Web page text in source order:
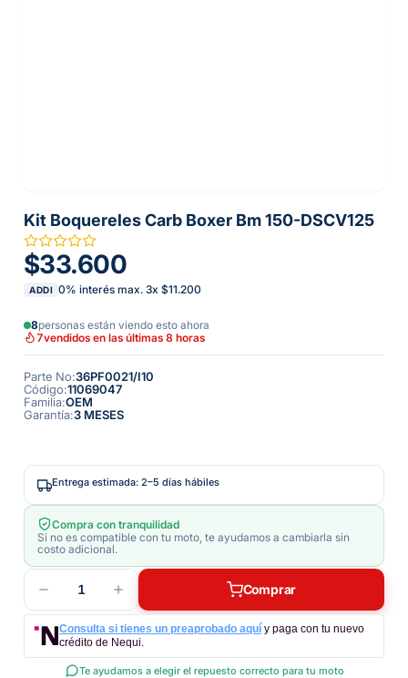
Kit Boquereles Carb Boxer Bm 150-DSCV125
$33.600
ADDI 0% interés max. 3x $11.200
8personas están viendo esto ahora
7vendidos en las últimas 8 horas
Parte No:36PF0021/I10
Código:11069047
Familia:OEM
Garantía:3 MESES
Entrega estimada: 2–5 días hábiles
Compra con tranquilidad
Si no es compatible con tu moto, te ayudamos a cambiarla sin
costo adicional.
1 Comprar
Consulta si tienes un preaprobado aquí y paga con tu nuevo
crédito de Nequi.
Te ayudamos a elegir el repuesto correcto para tu moto